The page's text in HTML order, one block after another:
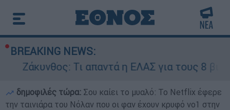
BREAKING NEWS:
Τι απαντά η ΕΛΑΣ για τους 8 βιασμούς
δημοφιλές τώρα: Σου καίει το μυαλό: Το Netflix έφερε
την ταινιάρα του Νόλαν που οι φαν έχουν κρυφό νο1 στην